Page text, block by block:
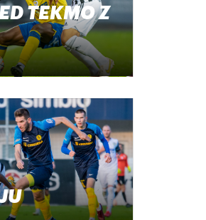
TEKMO Z